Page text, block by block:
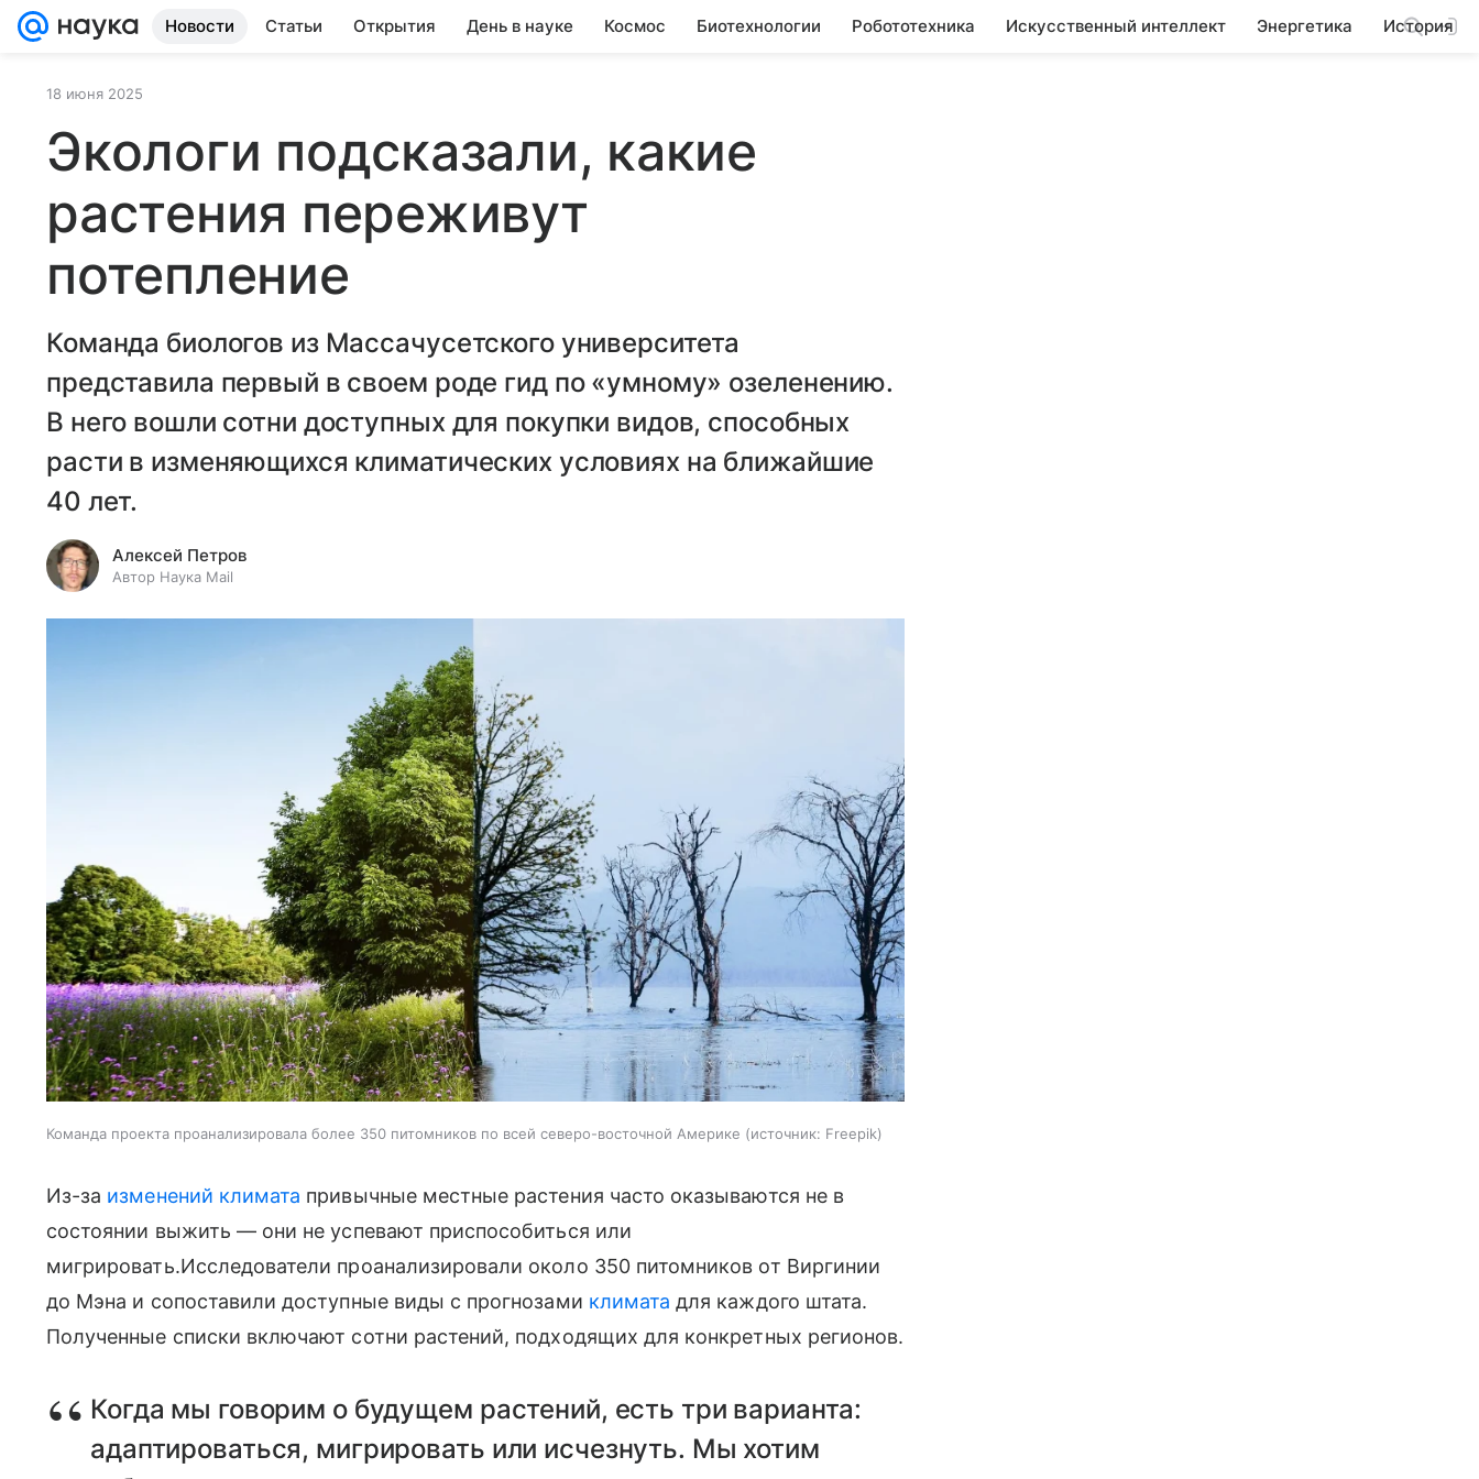
Новости Статьи Открытия День в науке Космос Биотехнологии Робототехника Искусственный интеллект Энергетика История
18 июня 2025
Экологи подсказали, какие
растения переживут
потепление
Команда биологов из Массачусетского университета
представила первый в своем роде гид по «умному» озеленению.
В него вошли сотни доступных для покупки видов, способных
расти в изменяющихся климатических условиях на ближайшие
40 лет.
Алексей Петров
Автор Наука Mail
Команда проекта проанализировала более 350 питомников по всей северо-восточной Америке источник: Freepik
Из-за изменений климата привычные местные растения часто оказываются не в
состоянии выжить — они не успевают приспособиться или
мигрировать.Исследователи проанализировали около 350 питомников от Виргинии
до Мэна и сопоставили доступные виды с прогнозами климата для каждого штата.
Полученные списки включают сотни растений, подходящих для конкретных регионов.
Когда мы говорим о будущем растений, есть три варианта:
адаптироваться, мигрировать или исчезнуть. Мы хотим